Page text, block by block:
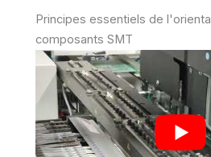
Principes essentiels de
composants SMT